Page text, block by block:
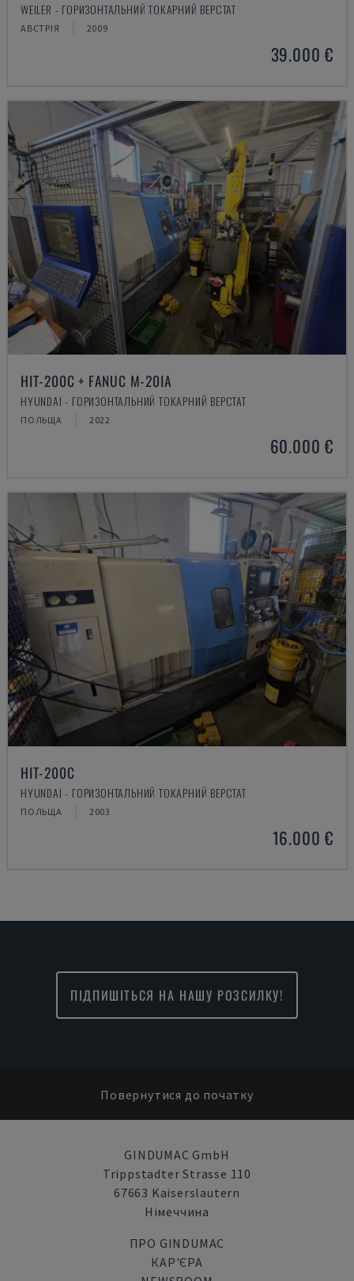
WEILER - ГОРИЗОНТАЛЬНИЙ ТОКАРНИЙ ВЕРСТАТ
АВСТРІЯ 2009
39.000 €
HIT-200C + FANUC M-20IA
HYUNDAI - ГОРИЗОНТАЛЬНИЙ ТОКАРНИЙ ВЕРСТАТ
ПОЛЬЩА 2022
60.000 €
HIT-200C
HYUNDAI - ГОРИЗОНТАЛЬНИЙ ТОКАРНИЙ ВЕРСТАТ
ПОЛЬЩА 2003
16.000 €
ПІДПИШІТЬСЯ НА НАШУ РОЗСИЛКУ!
Повернутися до початку
GINDUMAC GmbH
Trippstadter Strasse 110
67663 Kaiserslautern
Німеччина
ПРО GINDUMAC
КАР'ЄРА